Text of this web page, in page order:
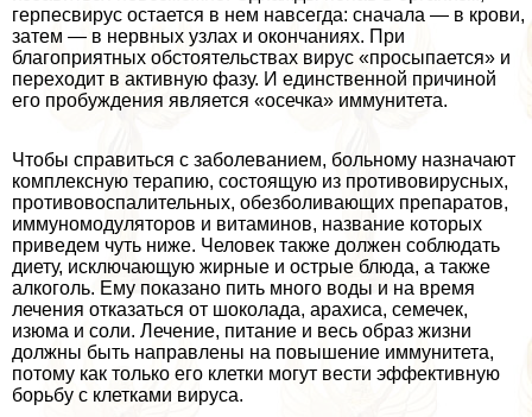
гepпeсвирус остается в нем навсегда: сначала — в крови,
затем — в нервных узлах и окончаниях. При
благоприятных обстоятельствах вирус «просыпается» и
переходит в активную фазу. И единственной причиной
его пробуждения является «осечка» иммунитета.
Чтобы справиться с заболеванием, больному назначают
комплексную терапию, состоящую из противовирусных,
противовоспалительных, обезболивающих препаратов,
иммуномодуляторов и витаминов, название которых
приведем чуть ниже. Человек также должен соблюдать
диету, исключающую жирные и острые блюда, а также
алкоголь. Ему показано пить много воды и на время
лечения отказаться от шоколада, арахиса, семечек,
изюма и соли. Лечение, питание и весь образ жизни
должны быть направлены на повышение иммунитета,
потому как только его клетки могут вести эффективную
борьбу с клетками вируса.